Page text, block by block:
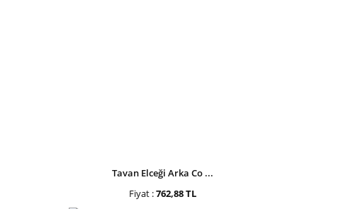
Tavan Elceği Arka Co ...
Fiyat :762,88 TL